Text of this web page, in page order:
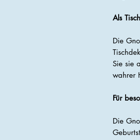
Als
Die
Sie sie
wahrer
Für
Die